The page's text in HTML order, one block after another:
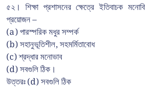
৫২। শিক্ষা প্রশাসনের ক্ষেত্রে ইতিবাচক
প্রয়োজন –
(a) পারস্পরিক মধুর সম্পর্ক
(b) সহানুভূতিশীল, সহমর্মিতাবোধ
(c) শ্রদ্ধার মনোভাব
(d) সবগুলি ঠিক।
উত্তরঃ (d) সবগুলি ঠিক